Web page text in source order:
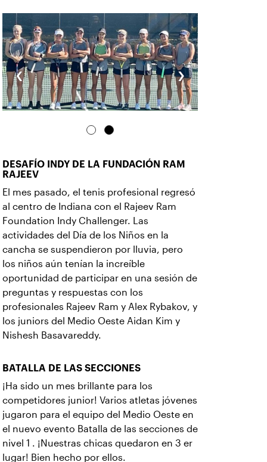
‹ ›
DESAFÍO INDY DE LA FUNDACIÓN RAM
RAJEEV
El mes pasado, el tenis profesional regresó
al centro de Indiana con el Rajeev Ram
Foundation Indy Challenger. Las
actividades del Día de los Niños en la
cancha se suspendieron por lluvia, pero
los niños aún tenían la increíble
oportunidad de participar en una sesión de
preguntas y respuestas con los
profesionales Rajeev Ram y Alex Rybakov, y
los juniors del Medio Oeste Aidan Kim y
Nishesh Basavareddy.
BATALLA DE LAS SECCIONES
¡Ha sido un mes brillante para los
competidores junior! Varios atletas jóvenes
jugaron para el equipo del Medio Oeste en
el nuevo evento Batalla de las secciones de
nivel 1 . ¡Nuestras chicas quedaron en 3 er
lugar! Bien hecho por ellos.